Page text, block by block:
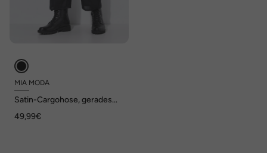
MIA MODA
Satin-Cargohose, gerades
49,99€